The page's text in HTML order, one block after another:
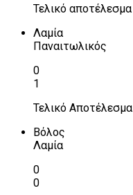
Τελικό αποτέλεσμα
Λαμία
Παναιτωλικός
0
1
Τελικό Αποτέλεσμα
Βόλος
Λαμία
0
0